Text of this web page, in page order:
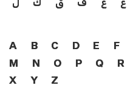
A B C D E F
M
N O P Q R
X
Y Z